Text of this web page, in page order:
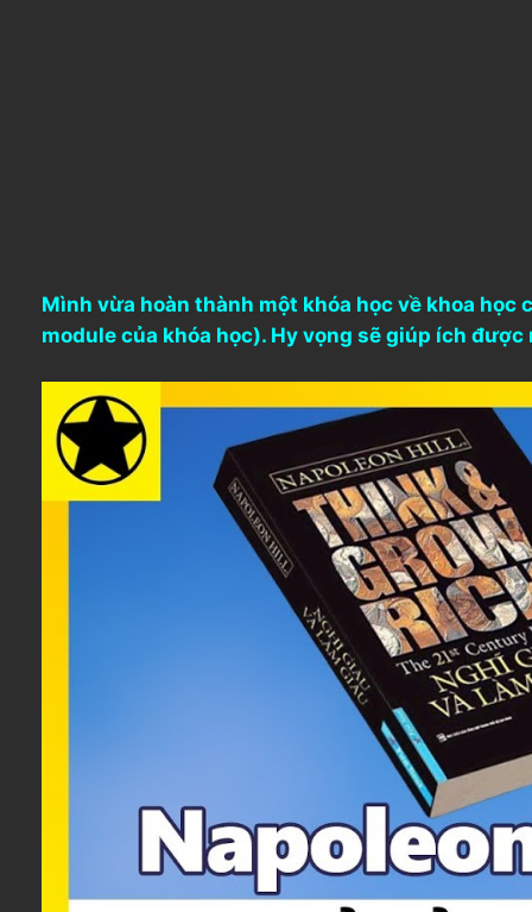
Mình vừa hoàn thành một khóa học về khoa
module của khóa học). Hy vọng sẽ giúp ích